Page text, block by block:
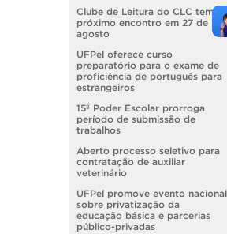
Clube de Leitura do CLC tem
próximo encontro em 27 de
agosto
UFPel oferece curso
preparatório para o exame de
proficiência de português para
estrangeiros
15º Poder Escolar prorroga
período de submissão de
trabalhos
Aberto processo seletivo para
contratação de auxiliar
veterinário
UFPel promove evento nacional
sobre privatização da
educação básica e parcerias
público-privadas